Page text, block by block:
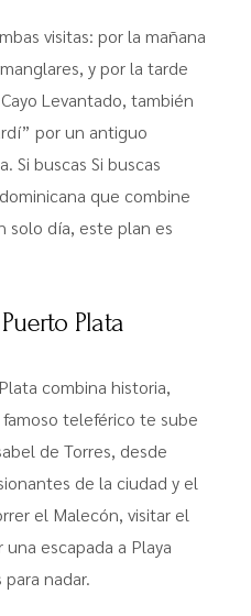
visitas: por la mañana
y por la tarde
Levantado, también
por un antiguo
Si buscas Si buscas
que combine
solo día, este plan es
Plata
combina historia,
famoso teleférico te sube
de Torres, desde
de la ciudad y el
el Malecón, visitar el
escapada a Playa
nadar.